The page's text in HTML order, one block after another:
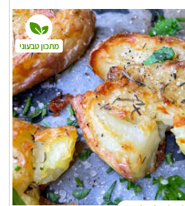
מתכון טבעוני